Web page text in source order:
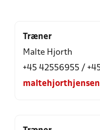
Træner
Malte Hjorth
+45 42556955 /